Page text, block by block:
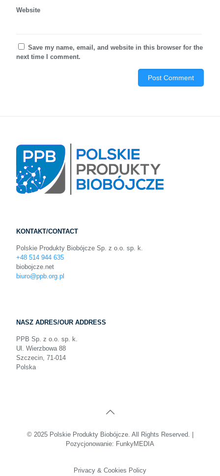
Website
Save my name, email, and website in this browser for the
next time I comment.
KONTAKT/CONTACT
Polskie Produkty Biobójcze Sp. z o.o. sp. k.
+48 514 944 635
biobojcze.net
biuro@ppb.org.pl
NASZ ADRES/OUR ADDRESS
PPB Sp. z o.o. sp. k.
Ul. Wierzbowa 88
Szczecin, 71-014
Polska
© 2025 Polskie Produkty Biobójcze. All Rights Reserved. |
Pozycjonowanie: FunkyMEDIA
Privacy & Cookies Policy